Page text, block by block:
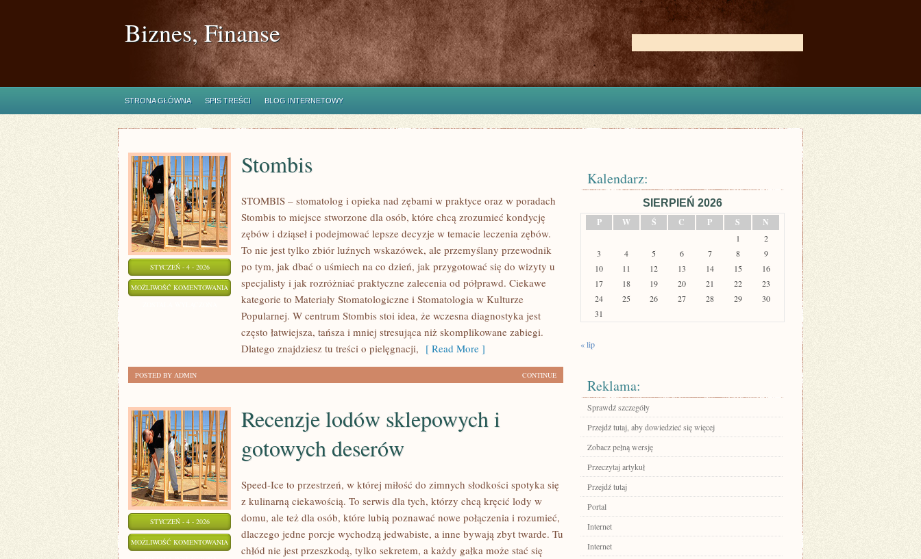
Biznes, Finanse
STRONA GŁÓWNA SPIS TREŚCI BLOG INTERNETOWY
STYCZEŃ - 4 - 2026
MOŻLIWOŚĆ KOMENTOWANIA STOMBIS
Stombis
STOMBIS – stomatolog i opieka nad zębami w praktyce oraz w poradach
Stombis to miejsce stworzone dla osób, które chcą zrozumieć kondycję
zębów i dziąseł i podejmować lepsze decyzje w temacie leczenia zębów.
To nie jest tylko zbiór luźnych wskazówek, ale przemyślany przewodnik
po tym, jak dbać o uśmiech na co dzień, jak przygotować się do wizyty u
specjalisty i jak rozróżniać praktyczne zalecenia od półprawd. Ciekawe
kategorie to Materiały Stomatologiczne i Stomatologia w Kulturze
Popularnej. W centrum Stombis stoi idea, że wczesna diagnostyka jest
często łatwiejsza, tańsza i mniej stresująca niż skomplikowane zabiegi.
Dlatego znajdziesz tu treści o pielęgnacji, [ Read More ]
CONTINUE
POSTED BY ADMIN
STYCZEŃ - 4 - 2026
MOŻLIWOŚĆ KOMENTOWANIA
Recenzje lodów sklepowych i
gotowych deserów
Speed-Ice to przestrzeń, w której miłość do zimnych słodkości spotyka się
z kulinarną ciekawością. To serwis dla tych, którzy chcą kręcić lody w
domu, ale też dla osób, które lubią poznawać nowe połączenia i rozumieć,
dlaczego jedne porcje wychodzą jedwabiste, a inne bywają zbyt twarde. Tu
chłód nie jest przeszkodą, tylko sekretem, a każdy gałka może stać się
Kalendarz:
SIERPIEŃ 2026
P
W Ś C P S N
1
2
3
4 5 6 7 8
9
10
11 12 13 14 15
16
17
18 19 20 21 22
23
24
25 26 27 28 29
30
31
« lip
Reklama:
Sprawdź szczegóły
Przejdź tutaj, aby dowiedzieć się więcej
Zobacz pełną wersję
Przeczytaj artykuł
Przejdź tutaj
Portal
Internet
Internet